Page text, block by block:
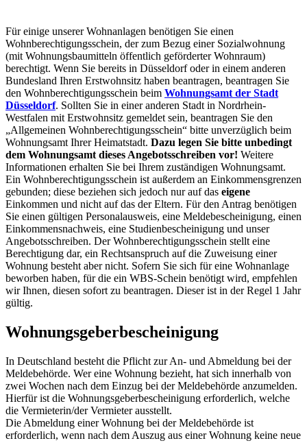
Für einige unserer Wohnanlagen benötigen Sie einen
Wohnberechtigungsschein, der zum Bezug einer Sozialwohnung
(mit Wohnungsbaumitteln öffentlich geförderter Wohnraum)
berechtigt. Wenn Sie bereits in Düsseldorf oder in einem anderen
Bundesland Ihren Erstwohnsitz haben beantragen, beantragen Sie
den Wohnberechtigungsschein beim Wohnungsamt der Stadt
Düsseldorf. Sollten Sie in einer anderen Stadt in Nordrhein-
Westfalen mit Erstwohnsitz gemeldet sein, beantragen Sie den
„Allgemeinen Wohnberechtigungsschein“ bitte unverzüglich beim
Wohnungsamt Ihrer Heimatstadt. Dazu legen Sie bitte unbedingt
dem Wohnungsamt dieses Angebotsschreiben vor! Weitere
Informationen erhalten Sie bei Ihrem zuständigen Wohnungsamt.
Ein Wohnberechtigungsschein ist außerdem an Einkommensgrenzen
gebunden; diese beziehen sich jedoch nur auf das eigene
Einkommen und nicht auf das der Eltern. Für den Antrag benötigen
Sie einen gültigen Personalausweis, eine Meldebescheinigung, einen
Einkommensnachweis, eine Studienbescheinigung und unser
Angebotsschreiben. Der Wohnberechtigungsschein stellt eine
Berechtigung dar, ein Rechtsanspruch auf die Zuweisung einer
Wohnung besteht aber nicht. Sofern Sie sich für eine Wohnanlage
beworben haben, für die ein WBS-Schein benötigt wird, empfehlen
wir Ihnen, diesen sofort zu beantragen. Dieser ist in der Regel 1 Jahr
gültig.
Wohnungsgeberbescheinigung
In Deutschland besteht die Pflicht zur An- und Abmeldung bei der
Meldebehörde. Wer eine Wohnung bezieht, hat sich innerhalb von
zwei Wochen nach dem Einzug bei der Meldebehörde anzumelden.
Hierfür ist die Wohnungsgeberbescheinigung erforderlich, welche
die Vermieterin/der Vermieter ausstellt.
Die Abmeldung einer Wohnung bei der Meldebehörde ist
erforderlich, wenn nach dem Auszug aus einer Wohnung keine neue